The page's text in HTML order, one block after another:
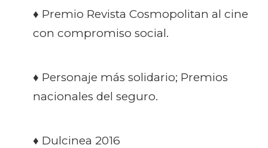
♦ Premio Revista Cosmopolitan al cine
con compromiso social.
♦ Personaje más solidario; Premios
nacionales del seguro.
♦ Dulcinea 2016